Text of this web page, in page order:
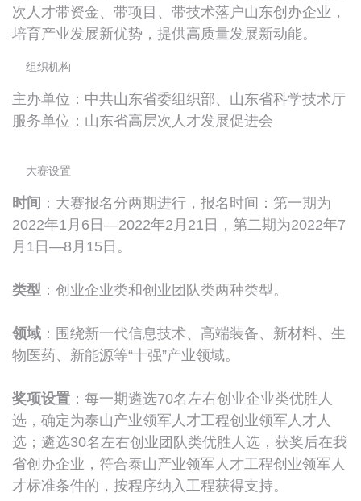
次人才带资金、带项目、带技术落户山东创办企业，
培育产业发展新优势，提供高质量发展新动能。
组织机构
主办单位：中共山东省委组织部、山东省科学技术厅
服务单位：山东省高层次人才发展促进会
大赛设置
时间 ：大赛报名分两期进行，报名时间：第一期为
2022年1月6日—2022年2月21日，第二期为2022年7
月1日—8月15日。
类型 ：创业企业类和创业团队类两种类型。
领域 ：围绕新一代信息技术、高端装备、新材料、生
物医药、新能源等“十强”产业领域。
奖项设置 ：每一期遴选70名左右创业企业类优胜人
选，确定为泰山产业领军人才工程创业领军人才人
选；遴选30名左右创业团队类优胜人选，获奖后在我
省创办企业，符合泰山产业领军人才工程创业领军人
才标准条件的，按程序纳入工程获得支持。